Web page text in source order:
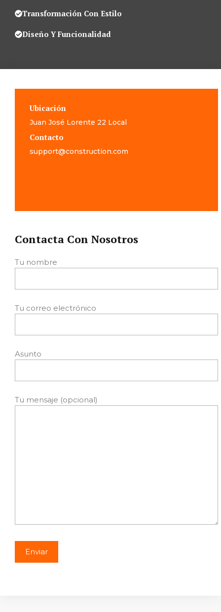
Transformación Con Estilo
Diseño Y Funcionalidad
Ubicación
Juan José Lorente 22 Local
Contacto
support@construction.com
Contacta Con Nosotros
Tu nombre
Tu correo electrónico
Asunto
Tu mensaje (opcional)